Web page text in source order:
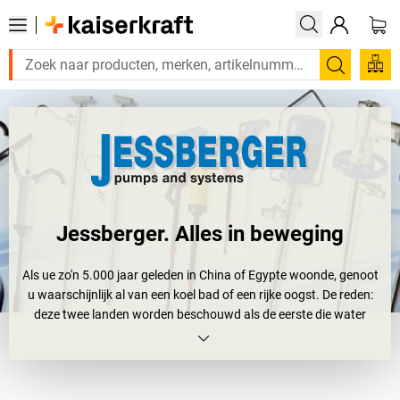
Zoeken
Jessberger. Alles in beweging
Als ue zo'n 5.000 jaar geleden in China of Egypte woonde, genoot
u waarschijnlijk al van een koel bad of een rijke oogst. De reden:
deze twee landen worden beschouwd als de eerste die water
hebben geschept en gepompt met schepraderen.